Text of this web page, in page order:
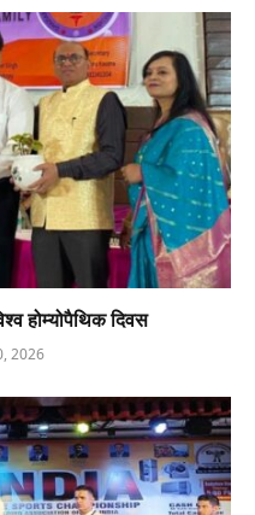
होम्योपैथिक दिवस
2026